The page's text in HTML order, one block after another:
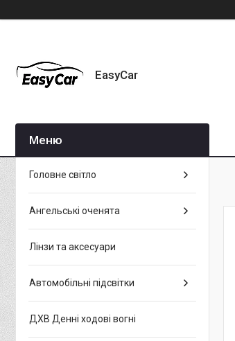
EasyCar
Головне світло
Ангельські оченята
Лінзи та аксесуари
Автомобільні підсвітки
ДХВ Денні ходові вогні